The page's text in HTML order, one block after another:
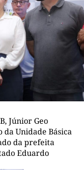
Júnior Geo
Unidade Básica
daprefeita
Eduardo